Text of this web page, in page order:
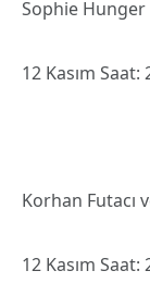
Sophie Hunger
12 Kasım Saat:
Korhan Futacı
12 Kasım Saat: